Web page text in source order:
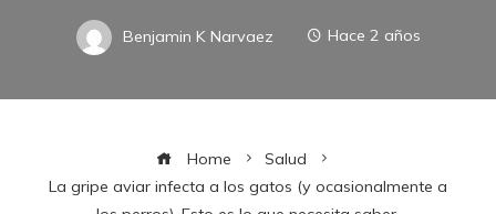
Benjamin K Narvaez Hace 2 años
Home
Salud
La gripe aviar infecta a los gatos (y ocasionalmente a